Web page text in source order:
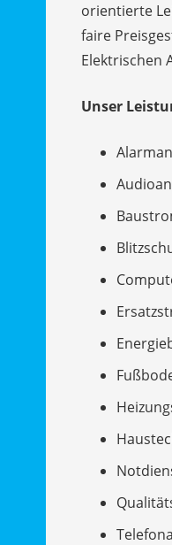
orientierte
faire
Elektrischen
Unser